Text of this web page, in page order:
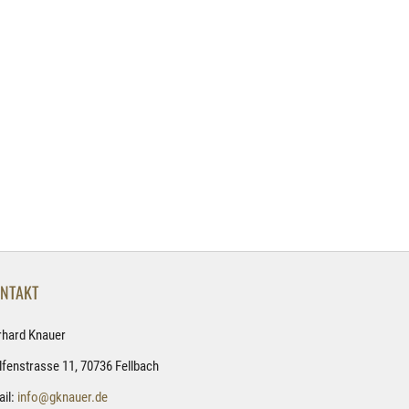
Knauer
11, 70736 Fellbach
info@gknauer.de